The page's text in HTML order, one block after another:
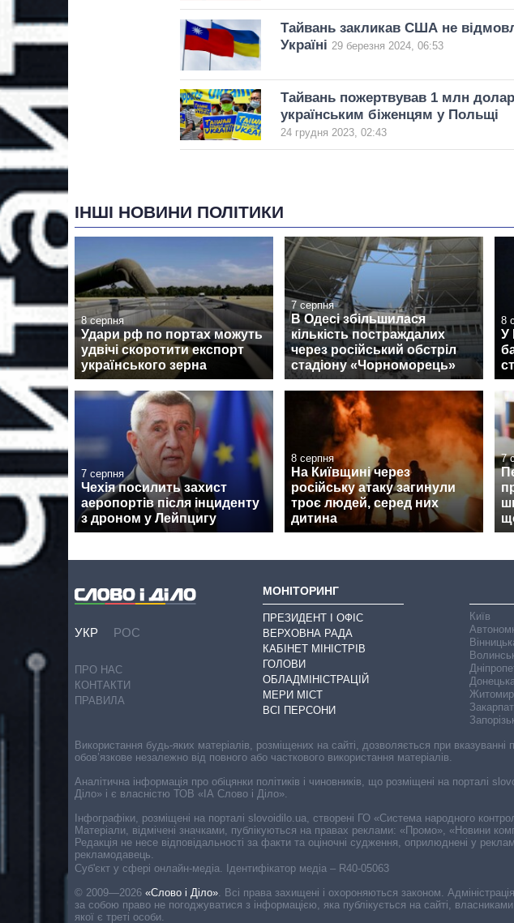
Тайвань закликав США не
Україні 29 березня 2024, 06:53
Тайвань пожертвував 1 млн
українським біженцям у Польщі
24 грудня 2023, 02:43
ІНШІ НОВИНИ ПОЛІТИКИ
8 серпня
Удари рф по портах можуть
удвічі скоротити експорт
українського зерна
7 серпня
В Одесі збільшилася
кількість постраждалих
через російський обстріл
стадіону «Чорноморець»
8
У
7 серпня
Чехія посилить захист
аеропортів після інциденту
з дроном у Лейпцигу
8 серпня
На Київщині через
російську атаку загинули
троє людей, серед них
дитина
7
УКР РОС
ПРО НАС
КОНТАКТИ
ПРАВИЛА
МОНІТОРИНГ
ПРЕЗИДЕНТ І ОФІС
ВЕРХОВНА РАДА
КАБІНЕТ МІНІСТРІВ
ГОЛОВИ
ОБЛАДМІНІСТРАЦІЙ
МЕРИ МІСТ
ВСІ ПЕРСОНИ
Київ
Cуб'єкт у сфері онлайн-медіа. Ідентифікатор медіа – R40-05063
© 2009—2026 «Слово і Діло». Всі права захищені і охороняються законом.
за собою право не погоджуватися з інформацією, яка публікується на сайті,
якої є треті особи.
Використання будь-яких матеріалів, розміщених на сайті, дозволяється при
обов’язкове незалежно від повного або часткового використання матеріалів.
Аналітична інформація про обіцянки політиків і чиновників, що розміщені на порталі
Діло» і є власністю ТОВ «ІА Слово і Діло».
Інфографіки, розміщені на порталі slovoidilo.ua, створені ГО «Система народного
Матеріали, відмічені значками, публікуються на правах реклами: «Промо», «Новини
Редакція не несе відповідальності за факти та оціночні судження, оприлюднені у
рекламодавець.